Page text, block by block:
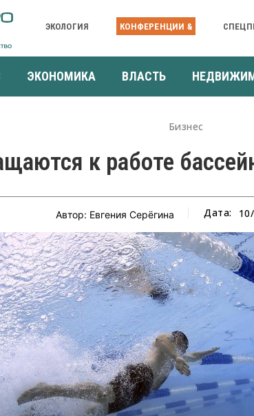
ЭКОЛОГИЯ КОНФЕРЕНЦИИ &
ЭКОНОМИКА ВЛАСТЬ
Бизнес
к работе
Автор: Евгения Серёгина Дата: